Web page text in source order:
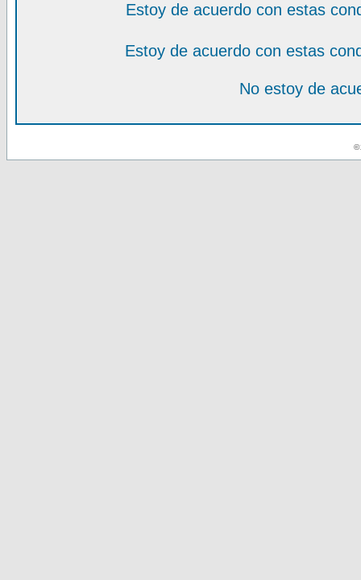
Estoy de acuerdo con estas
Estoy de acuerdo con estas
No estoy de
©